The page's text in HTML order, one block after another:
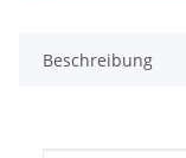
Beschreibung